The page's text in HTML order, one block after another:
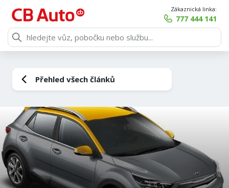
Zákaznická linka:
777 444 141
Přehled všech článků